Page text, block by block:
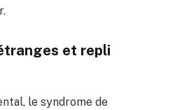
et repli
le syndrome de